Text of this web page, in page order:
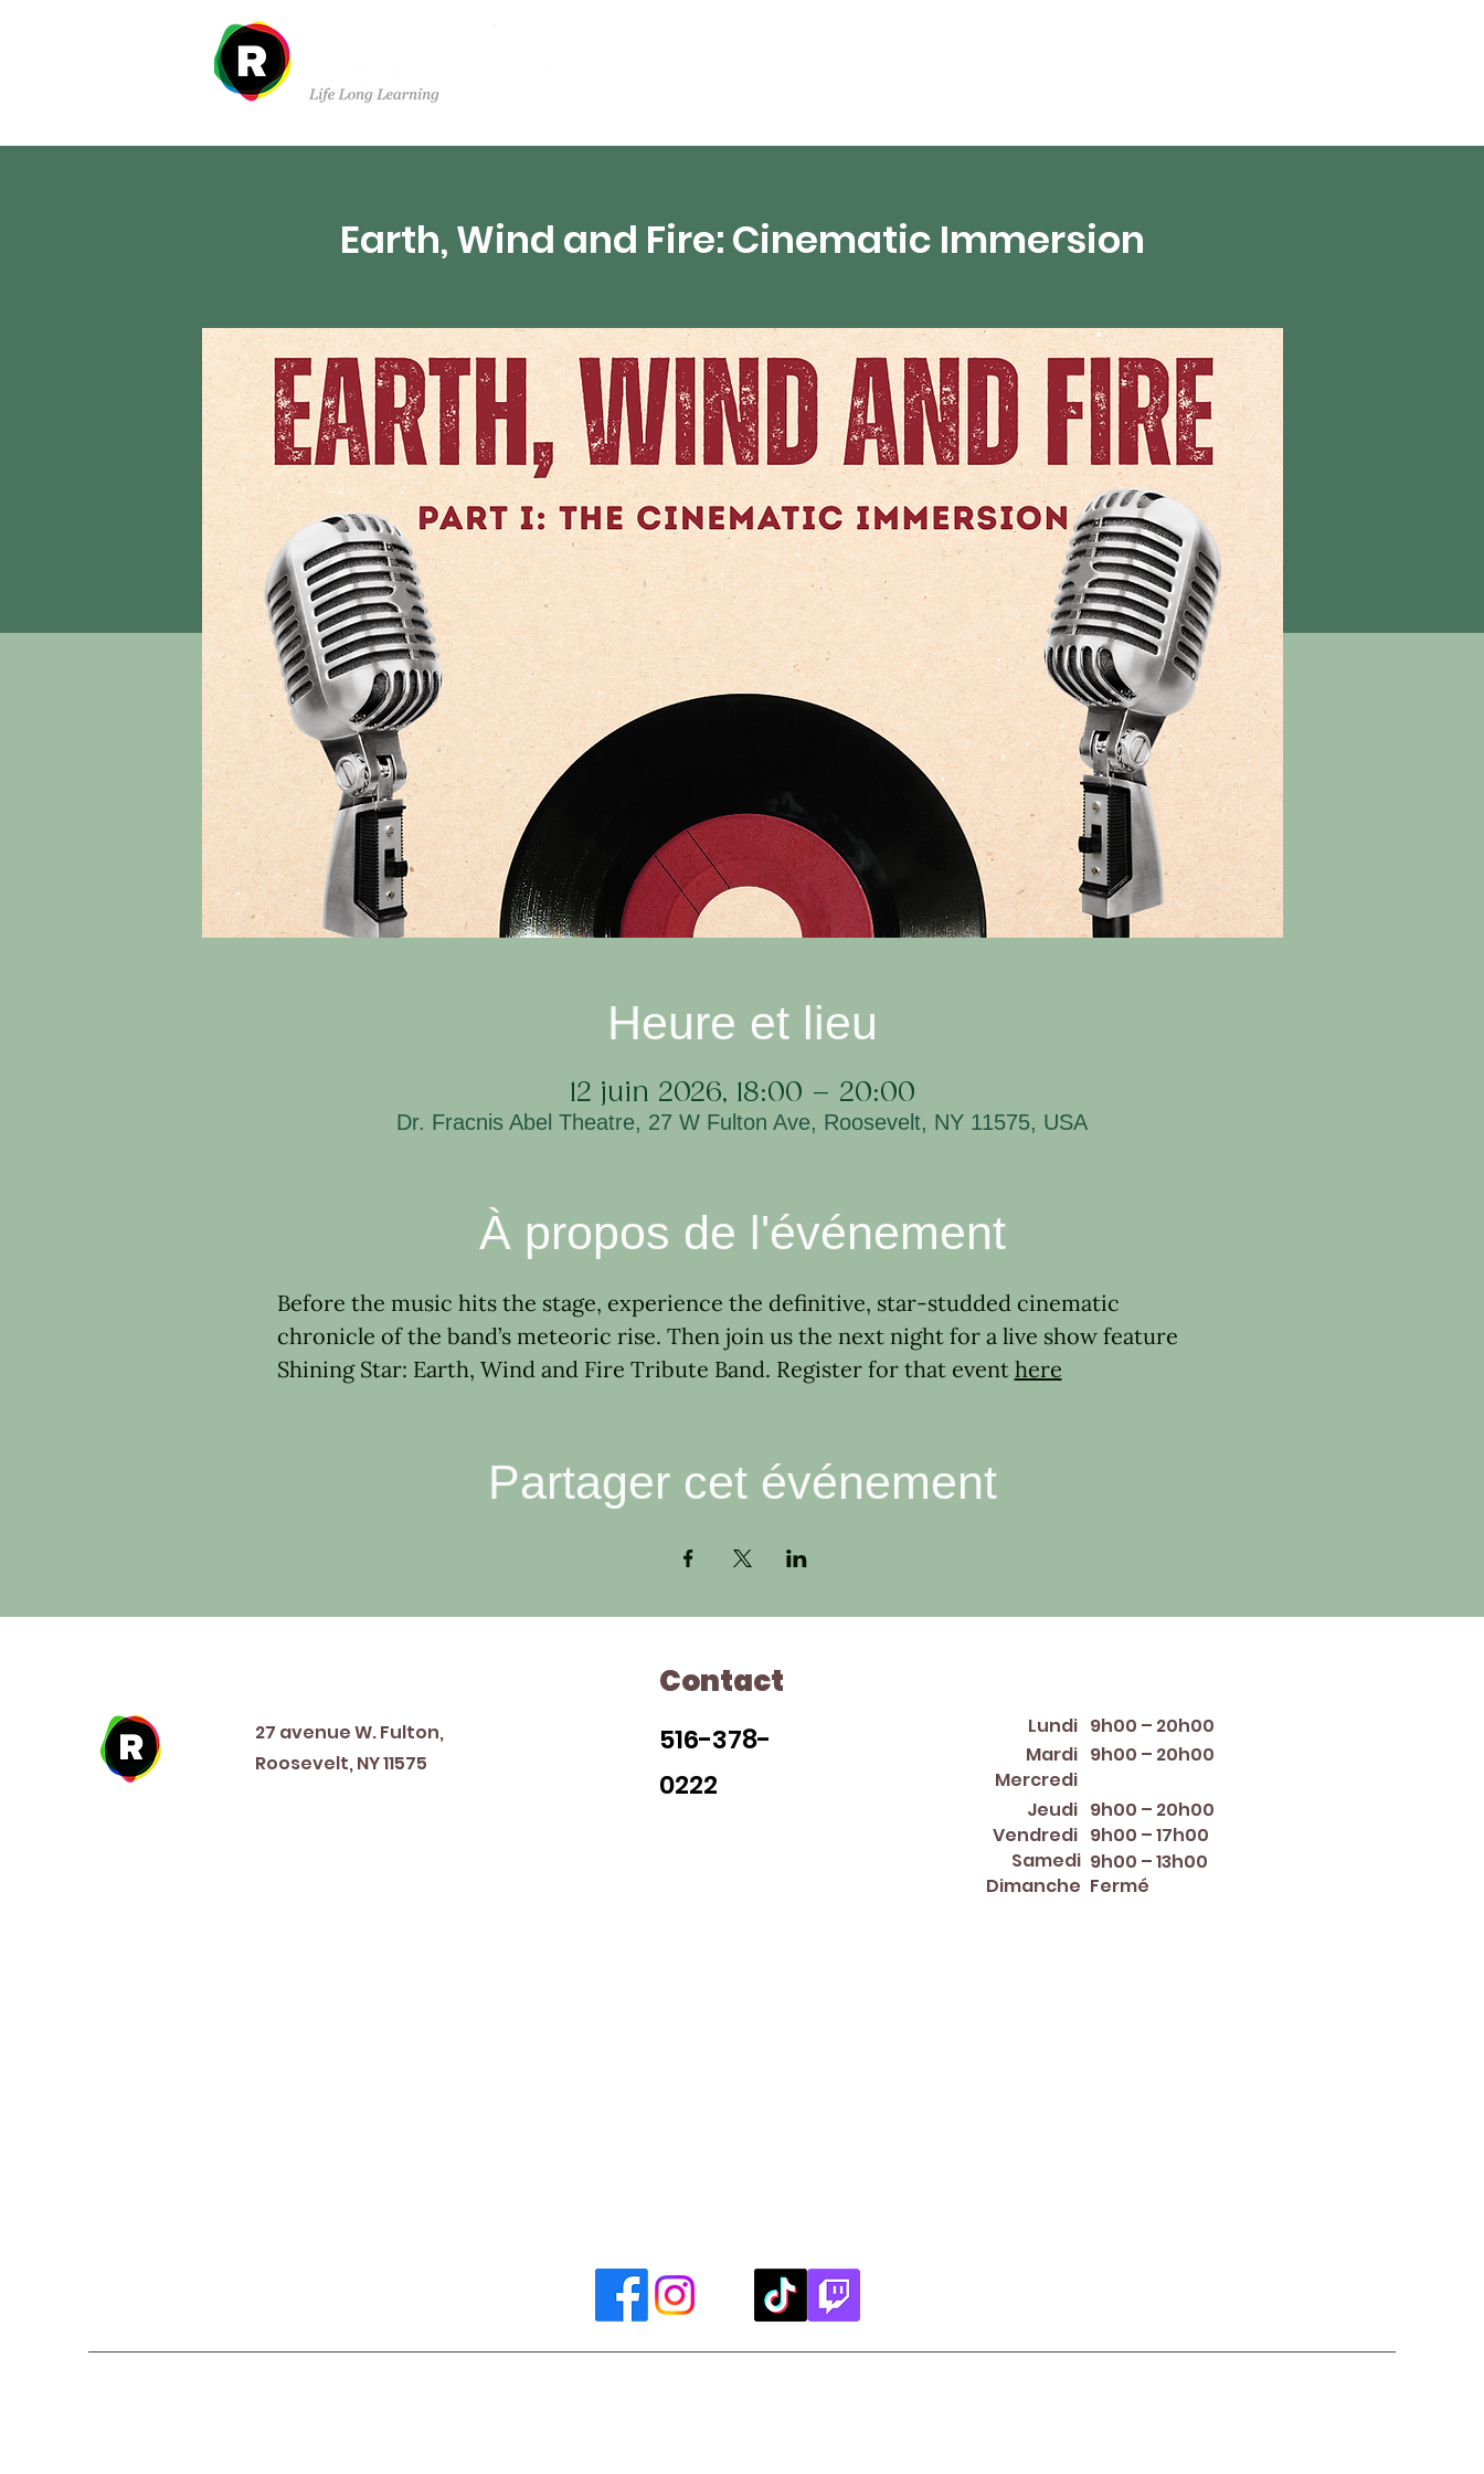
Earth, Wind and Fire: Cinematic Immersion
Heure et lieu
12 juin 2026, 18:00 – 20:00
Dr. Fracnis Abel Theatre, 27 W Fulton Ave, Roosevelt, NY 11575, USA
À propos de l'événement
Before the music hits the stage, experience the definitive, star-studded cinematic
chronicle of the band’s meteoric rise. Then join us the next night for a live show feature
Shining Star: Earth, Wind and Fire Tribute Band. Register for that event here
Partager cet événement
27 avenue W. Fulton,
Roosevelt, NY 11575
Contact
516-378-
0222
Lundi
Mardi
Mercredi
Jeudi
Vendredi
Samedi
Dimanche
9h00 – 20h00
9h00 – 20h00
9h00 – 20h00
9h00 – 17h00
9h00 – 13h00
Fermé